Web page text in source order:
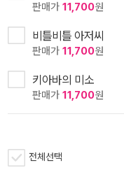
판매가 11,700원
비틀비틀 아저씨
판매가 11,700원
키아바의 미소
판매가 11,700원
전체선택